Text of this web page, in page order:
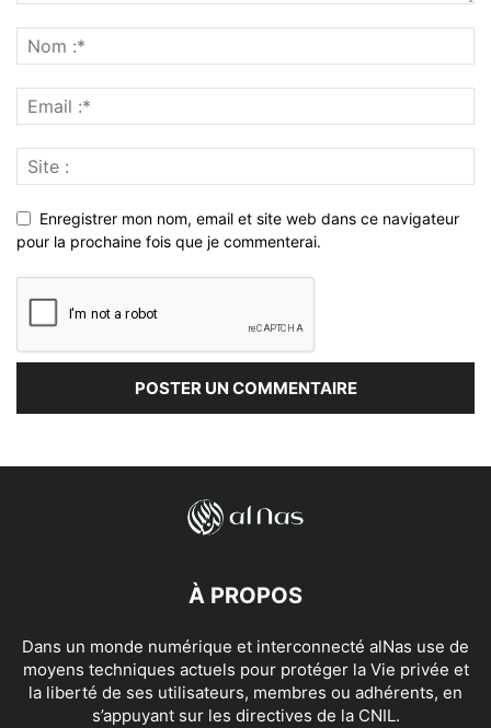
Enregistrer mon nom, email et site web dans ce navigateur
pour la prochaine fois que je commenterai.
À PROPOS
Dans un monde numérique et interconnecté alNas use de
moyens techniques actuels pour protéger la Vie privée et
la liberté de ses utilisateurs, membres ou adhérents, en
s’appuyant sur les directives de la CNIL.